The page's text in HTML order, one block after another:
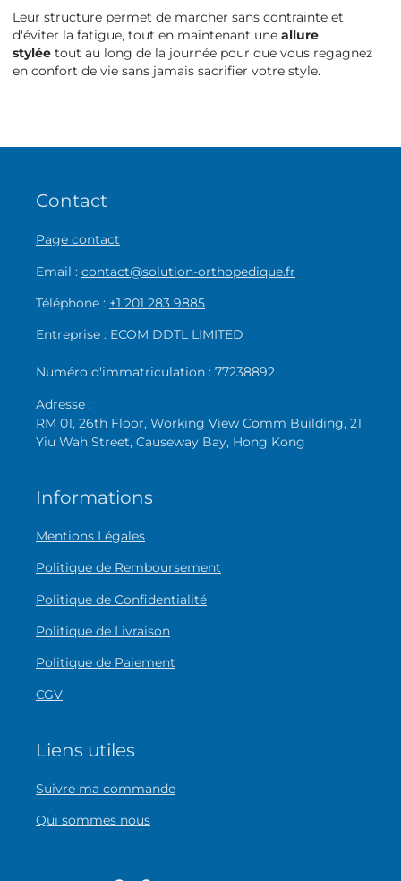
Leur structure permet de marcher sans contrainte et
d'éviter la fatigue, tout en maintenant une allure
stylée tout au long de la journée pour que vous regagnez
en confort de vie sans jamais sacrifier votre style.
Contact
Page contact
Email : contact@solution-orthopedique.fr
Téléphone : +1 201 283 9885
Entreprise : ECOM DDTL LIMITED
Numéro d'immatriculation : 77238892
Adresse :
RM 01, 26th Floor, Working View Comm Building, 21
Yiu Wah Street, Causeway Bay, Hong Kong
Informations
Mentions Légales
Politique de Remboursement
Politique de Confidentialité
Politique de Livraison
Politique de Paiement
CGV
Liens utiles
Suivre ma commande
Qui sommes nous